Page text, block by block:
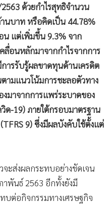
ด้วยกำไรสุทธิจำนวน
นบาท หรือคิดเป็น 44.78%
น แต่เพิ่มขึ้น 9.3% จาก
ลื่อนหลักมาจากกำไรจากการ
ารรับรู้ผลขาดทุนด้านเครดิต
ามแนวโน้มการชะลอตัวทาง
มาจากการแพร่ระบาดของ
วิด-19) ภายใต้กรอบมาตรฐาน
9) ซึ่งมีผลบังคับใช้ตั้งแต่
ะส่งผลกระทบอย่างชัดเจน
าพันธ์ 2563 อีกทั้งยังมี
บต่อกิจกรรมทางเศรษฐกิจ